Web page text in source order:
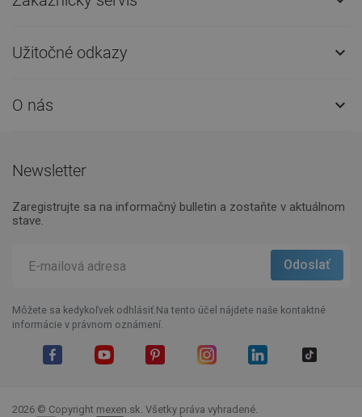
Užitočné odkazy 
O nás 
Newsletter
Zaregistrujte sa na informačný bulletin a zostaňte v aktuálnom
stave.
Môžete sa kedykoľvek odhlásiť.Na tento účel nájdete naše kontaktné
informácie v právnom oznámení.
2026 © Copyright mexen.sk. Všetky práva vyhradené.